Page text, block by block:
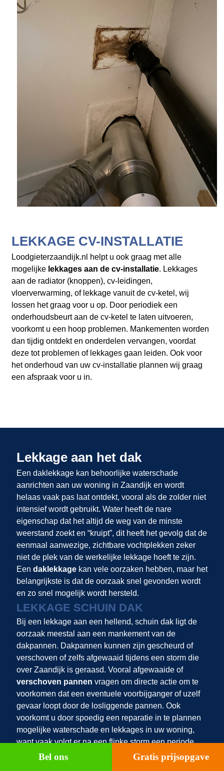
LEKKAGE CV-INSTALLATIE
Loodgieterzaandijk.nl helpt u ook graag met alle
mogelijke lekkages aan de cv-installatie. Lekkages
aan de radiator (knoppen), cv-leidingen,
vloerverwarming, of lekkage vanuit de cv-ketel, wij
lossen het graag voor u op. Door periodiek een
onderhoudsbeurt aan de cv-ketel te laten uitvoeren,
voorkomt u een hoop problemen. Mankementen worden
dan tijdig ontdekt en onderdelen vervangen, voordat
deze tot problemen of lekkages gaan leiden. Ook voor
het onderhoud van uw cv-installatie plannen wij graag
een afspraak voor u in.
Lekkage aan het dak
Een daklekkage kan behoorlijke waterschade
aanrichten aan uw woning in Zaandijk en wordt
helaas vaak pas laat ontdekt, vooral als de zolder niet
intensief wordt gebruikt. Water heeft de nare
eigenschap dat het altijd de weg van de minste
weerstand zoekt en “kruipt”, dit heeft het gevolg dat de
eenmaal aanwezige, zichtbare vochtplekken zeker
niet de plek van de werkelijke lekkage hoeft te zijn.
Een daklekkagekan vele oorzaken hebben, maar het
belangrijkste is dat de oorzaak snel gevonden wordt
en zo snel mogelijk wordt hersteld.
LEKKAGE SCHUIN DAK
Bij een lekkage aan een hellend, schuin dak ligt de
oorzaak meestal aan een mankement van de
dakpannen. Dakpannen kunnen zijn gescheurd of
verschoven of zelfs afgewaaid tijdens een storm die
over Zaandijk is geraasd. Vooral afgewaaide of
verschoven pannen vragen om directe actie om te
voorkomen dat een eventuele voorbijganger of uzelf
gevaar loopt door de losliggende pannen. Ook
voorkomt u door spoedig een reparatie in te plannen
mogelijke waterschade en lekkages in uw woning,
want vaak volgt er na een flinke storm een periode
van heftige buien. Ook is het belangrijk om na
Bel ons Gratis prijsopgave